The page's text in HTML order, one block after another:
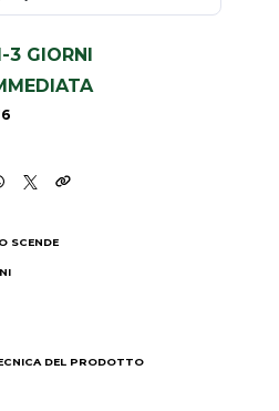
3 GIORNI
SCENDE
DEL PRODOTTO